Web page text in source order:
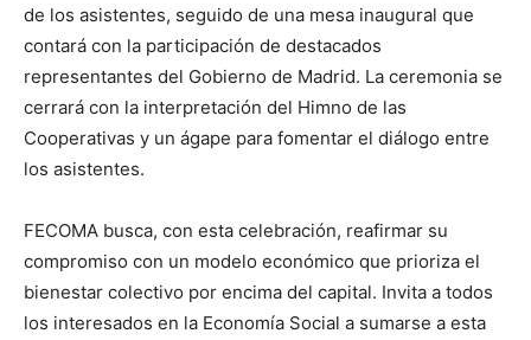
de los asistentes, seguido de una mesa inaugural que
contará con la participación de destacados
representantes del Gobierno de Madrid. La ceremonia se
cerrará con la interpretación del Himno de las
Cooperativas y un ágape para fomentar el diálogo entre
los asistentes.
FECOMA busca, con esta celebración, reafirmar su
compromiso con un modelo económico que prioriza el
bienestar colectivo por encima del capital. Invita a todos
los interesados en la Economía Social a sumarse a esta